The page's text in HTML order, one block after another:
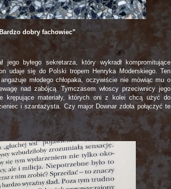
dobry fachowiec”
jego byłego sekretarza, który wykradł kompromitujące
udaje się do Polski tropem Henryka Moderskiego. Ten
młodego chłopaka, oczywiście nie mówiąc mu o
nad zabójcą. Tymczasem włoscy przeciwnicy jego
krępujące materiały, których oni z kolei chcą użyć do
i szantażysta. Czy major Downar zdoła połączyć te